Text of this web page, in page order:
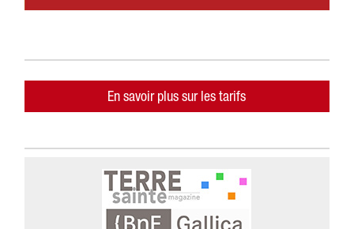
En savoir plus sur les tarifs